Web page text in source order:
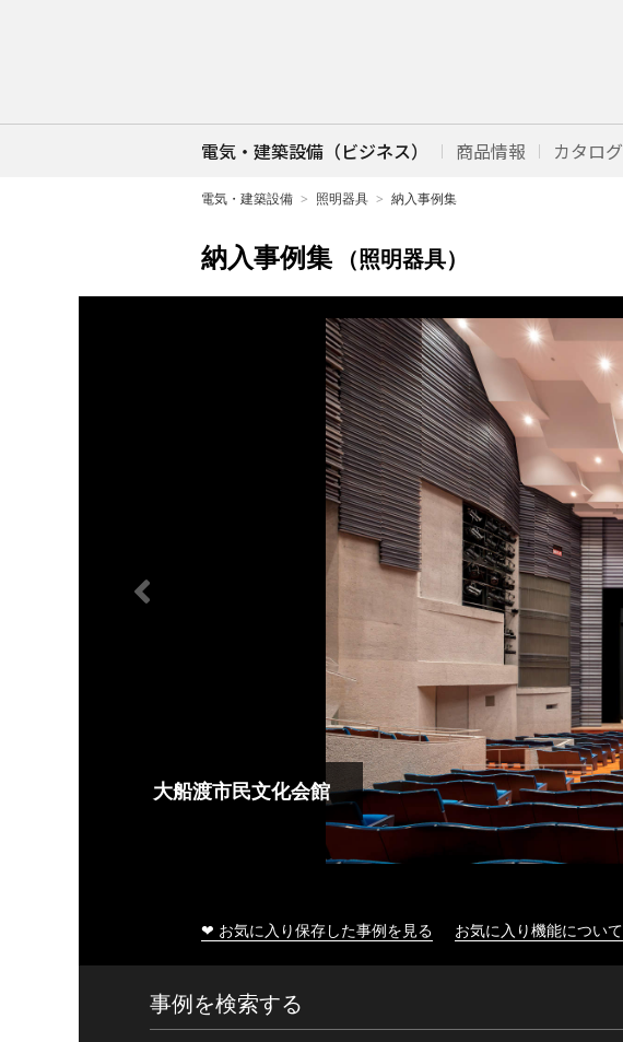
電気・建築設備（ビジネス） 商品情報 カタログ
電気・建築設備 照明器具 納入事例集
納入事例集 （照明器具）
大船渡市民文化会館
❤ お気に入り保存した事例を見る お気に入り機能について
事例を検索する